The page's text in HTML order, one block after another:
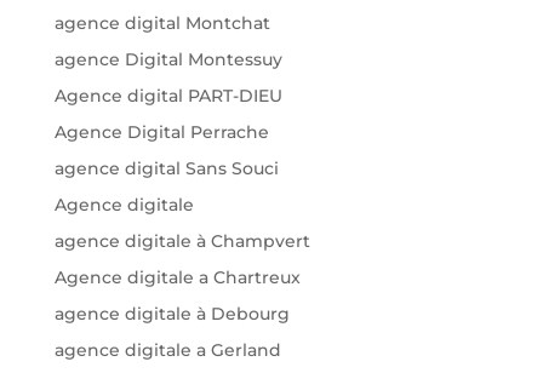
agence digital Montchat
agence Digital Montessuy
Agence digital PART-DIEU
Agence Digital Perrache
agence digital Sans Souci
Agence digitale
agence digitale à Champvert
Agence digitale a Chartreux
agence digitale à Debourg
agence digitale a Gerland